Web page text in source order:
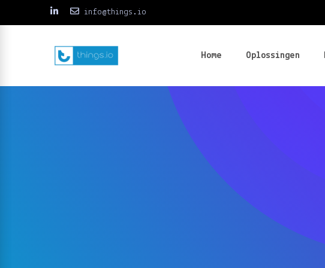
info@things.io
Home Oplossingen